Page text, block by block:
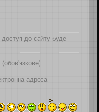
доступ до сайту буде
(обов'язкове)
адреса